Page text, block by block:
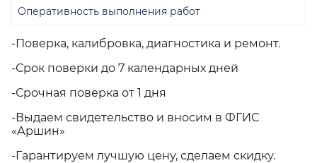
-Поверка, калибровка, диагностика и ремонт.
-Срок поверки до 7 календарных дней
-Срочная поверка от 1 дня
-Выдаем свидетельство и вносим в ФГИС
«Аршин»
-Гарантируем лучшую цену, сделаем скидку.
Оперативность выполнения работ